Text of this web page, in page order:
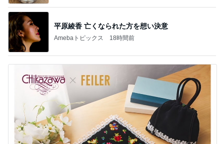
平原綾香 亡くなられた方を想い決意
Amebaトピックス 18時間前